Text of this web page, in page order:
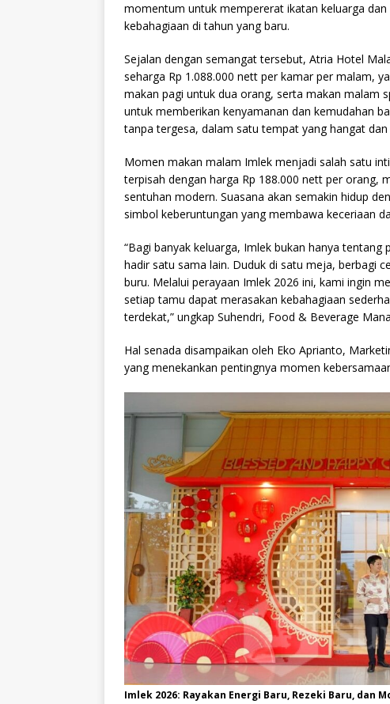
momentum untuk mempererat ikatan keluarga
kebahagiaan di tahun yang baru.
Sejalan dengan semangat tersebut, Atria Hotel
seharga Rp 1.088.000 nett per kamar per malam,
makan pagi untuk dua orang, serta makan malam
untuk memberikan kenyamanan dan kemudahan
tanpa tergesa, dalam satu tempat yang hangat dan
Momen makan malam Imlek menjadi salah satu
terpisah dengan harga Rp 188.000 nett per orang,
sentuhan modern. Suasana akan semakin hidup
simbol keberuntungan yang membawa keceriaan
“Bagi banyak keluarga, Imlek bukan hanya
hadir satu sama lain. Duduk di satu meja, berbagi
buru. Melalui perayaan Imlek 2026 ini, kami ingin
setiap tamu dapat merasakan kebahagiaan
terdekat,” ungkap Suhendri, Food & Beverage
Hal senada disampaikan oleh Eko Aprianto,
yang menekankan pentingnya momen
Imlek 2026: Rayakan Energi Baru, Rezeki Baru, dan